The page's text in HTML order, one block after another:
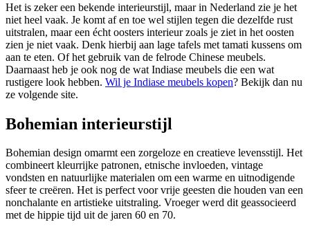
Het is zeker een bekende interieurstijl, maar in Nederland zie je het
niet heel vaak. Je komt af en toe wel stijlen tegen die dezelfde rust
uitstralen, maar een écht oosters interieur zoals je ziet in het oosten
zien je niet vaak. Denk hierbij aan lage tafels met tamati kussens om
aan te eten. Of het gebruik van de felrode Chinese meubels.
Daarnaast heb je ook nog de wat Indiase meubels die een wat
rustigere look hebben. Wil je Indiase meubels kopen? Bekijk dan nu
ze volgende site.
Bohemian interieurstijl
Bohemian design omarmt een zorgeloze en creatieve levensstijl. Het
combineert kleurrijke patronen, etnische invloeden, vintage
vondsten en natuurlijke materialen om een warme en uitnodigende
sfeer te creëren. Het is perfect voor vrije geesten die houden van een
nonchalante en artistieke uitstraling. Vroeger werd dit geassocieerd
met de hippie tijd uit de jaren 60 en 70.